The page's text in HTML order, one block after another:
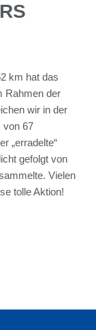
km hat das
Rahmen der
wir in der
von 67
„erradelte“
gefolgt von
Vielen
tolle Aktion!